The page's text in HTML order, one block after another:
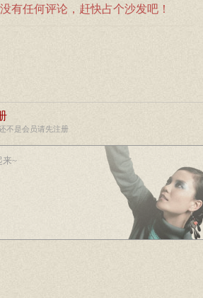
有任何评论，赶快占个沙发吧！
不是会员请先注册